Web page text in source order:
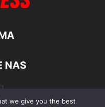
NAS
we give you the best